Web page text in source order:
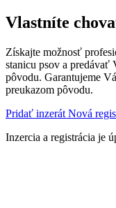
Vlastníte
Získajte možnosť
stanicu psov a predávať
pôvodu. Garantujeme
preukazom pôvodu.
Pridať inzerát Nová
Inzercia a registrácia je